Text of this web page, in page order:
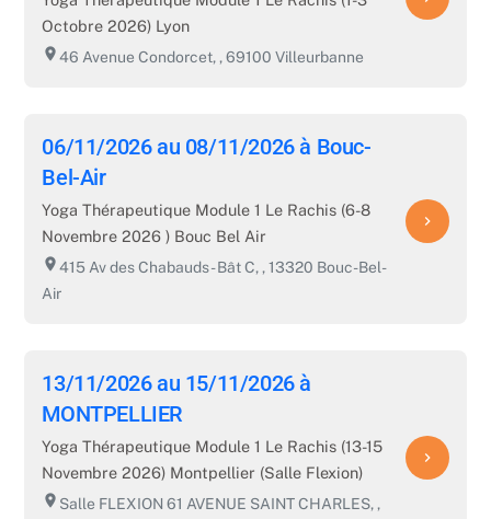
Octobre 2026) Lyon
room 46 Avenue Condorcet, , 69100 Villeurbanne
06/11/2026 au 08/11/2026 à Bouc-
Bel-Air
Yoga Thérapeutique Module 1 Le Rachis (6-8
Novembre 2026 ) Bouc Bel Air
room 415 Av des Chabauds - Bât C, , 13320 Bouc-Bel-
Air
navigate_next
13/11/2026 au 15/11/2026 à
MONTPELLIER
Yoga Thérapeutique Module 1 Le Rachis (13-15
Novembre 2026) Montpellier (Salle Flexion)
room Salle FLEXION 61 AVENUE SAINT CHARLES, ,
navigate_next